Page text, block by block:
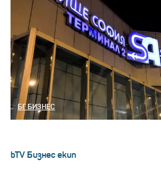
БГ БИЗНЕС
bTV Бизнес екип